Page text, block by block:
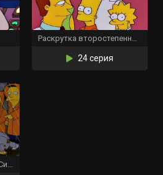
Раскрутка второстепенных персонажей
24 серия
Секретная война Лизы Симпсон